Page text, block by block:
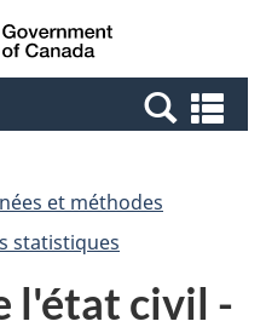
Passer
au
Passer
à
Canada
et
et méthodes
statistiques
l'état civil -